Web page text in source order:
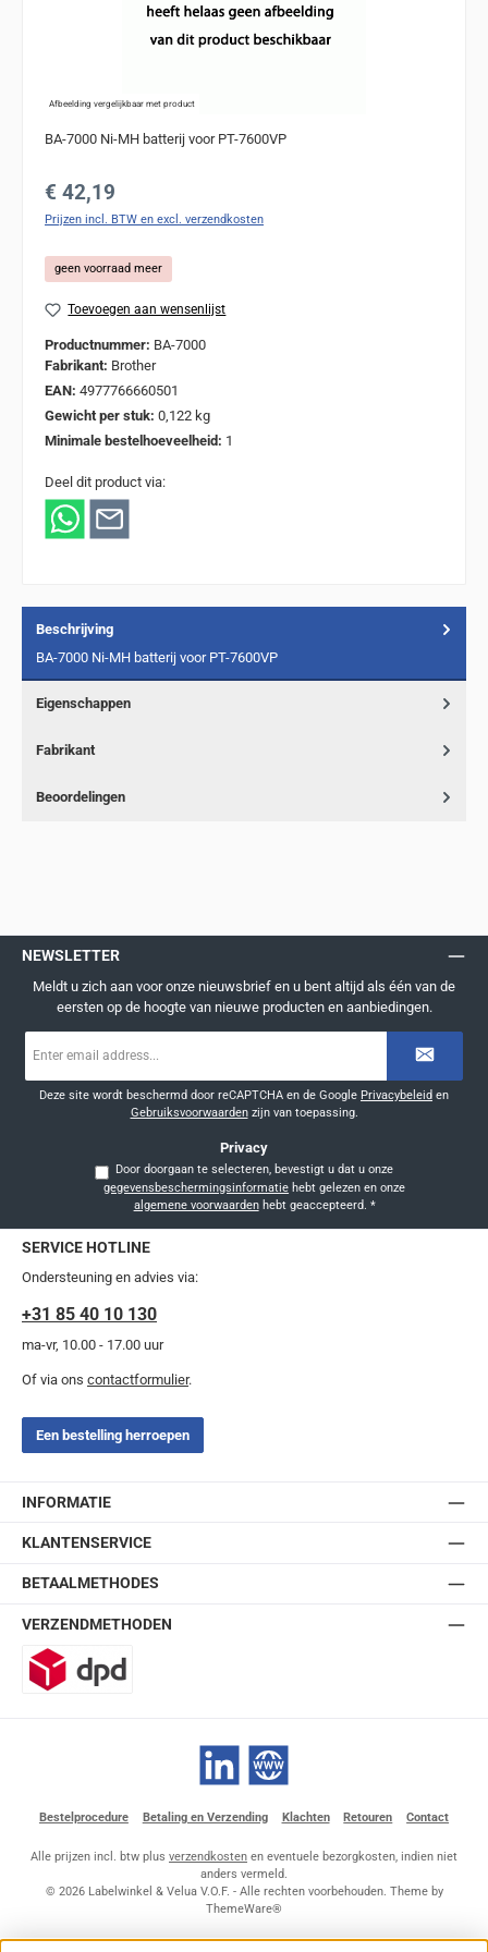
Afbeelding vergelijkbaar met product
BA-7000 Ni-MH batterij voor PT-7600VP
Normale prijs:
€ 42,19
Prijzen incl. BTW en excl. verzendkosten
geen voorraad meer
Toevoegen aan wensenlijst
Productnummer: BA-7000
Fabrikant: Brother
EAN: 4977766660501
Gewicht per stuk: 0,122 kg
Minimale bestelhoeveelheid: 1
Deel dit product via:
Beschrijving
BA-7000 Ni-MH batterij voor PT-7600VP
Eigenschappen
Fabrikant
Beoordelingen
NEWSLETTER
Meldt u zich aan voor onze nieuwsbrief en u bent altijd als één van de
eersten op de hoogte van nieuwe producten en aanbiedingen.
mailadres
Deze site wordt beschermd door reCAPTCHA en de Google Privacybeleid en
Gebruiksvoorwaardenzijn van toepassing.
Privacy
Door doorgaan te selecteren, bevestigt u dat u onze
gegevensbeschermingsinformatie
algemene voorwaardenhebt geaccepteerd. *
SERVICE HOTLINE
Ondersteuning en advies via:
+31 85 40 10 130
ma-vr, 10.00 - 17.00 uur
Of via ons contactformulier.
Een bestelling herroepen
INFORMATIE
KLANTENSERVICE
BETAALMETHODES
VERZENDMETHODEN
LinkedIn Website
Bestelprocedure Betaling en Verzending Klachten Retouren Contact
Alle prijzen incl. btw plus verzendkosten en eventuele bezorgkosten, indien niet
anders vermeld.
© 2026 Labelwinkel & Velua V.O.F. - Alle rechten voorbehouden. Theme by
ThemeWare®